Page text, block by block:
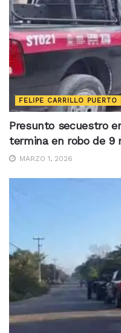
FELIPE CARRILLO PUERTO
Presunto secuestro
termina en robo de 9
MARZO 1, 2026